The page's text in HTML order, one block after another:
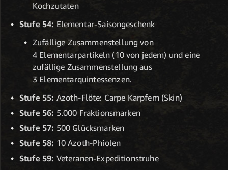
Kochzutaten
Stufe 54: Elementar-Saisongeschenk
Zufällige Zusammenstellung von
4 Elementarpartikeln (10 von jedem) und eine
zufällige Zusammenstellung aus
3 Elementarquintessenzen.
Stufe 55: Azoth-Flöte: Carpe Karpfem (Skin)
Stufe 56: 5.000 Fraktionsmarken
Stufe 57: 500 Glücksmarken
Stufe 58: 10 Azoth-Phiolen
Stufe 59: Veteranen-Expeditionstruhe